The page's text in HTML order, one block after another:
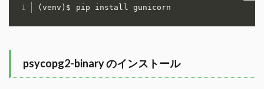
(venv)$ pip install gunicorn
psycopg2-binary のインストール